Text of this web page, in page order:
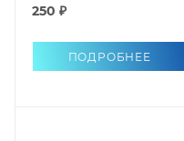
250 ₽
ПОДРОБНЕЕ